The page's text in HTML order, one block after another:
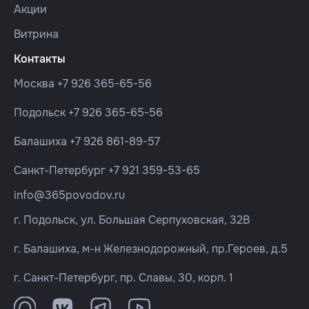
Акции
Витрина
Контакты
Москва +7 926 365-65-56
Подольск +7 926 365-65-56
Балашиха +7 926 861-89-57
Санкт-Петербург +7 921 359-53-65
info@365povodov.ru
г. Подольск, ул. Большая Серпуховская, 32В
г. Балашиха, м-н Железнодорожный, пр.Героев, д.5
г. Санкт-Петербург, пр. Славы, 30, корп. 1